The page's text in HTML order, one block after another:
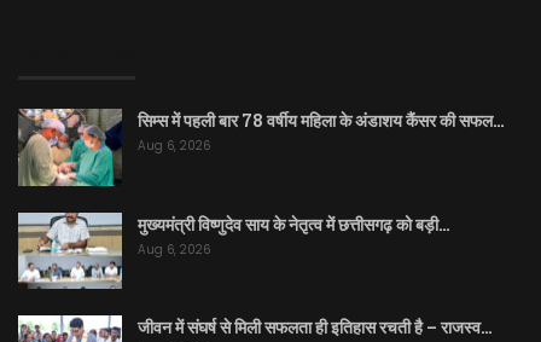
सिम्स में पहली बार 78 वर्षीय महिला के अंडाशय कैंसर की सफल…
Aug 6, 2026
मुख्यमंत्री विष्णुदेव साय के नेतृत्व में छत्तीसगढ़ को बड़ी…
Aug 6, 2026
जीवन में संघर्ष से मिली सफलता ही इतिहास रचती है – राजस्व…